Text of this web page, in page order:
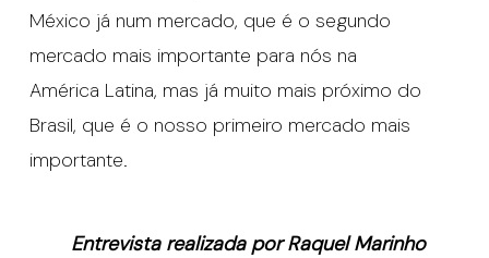
México já num mercado, que é o segundo
mercado mais importante para nós na
América Latina, mas já muito mais próximo do
Brasil, que é o nosso primeiro mercado mais
importante.
Entrevista realizada por Raquel Marinho